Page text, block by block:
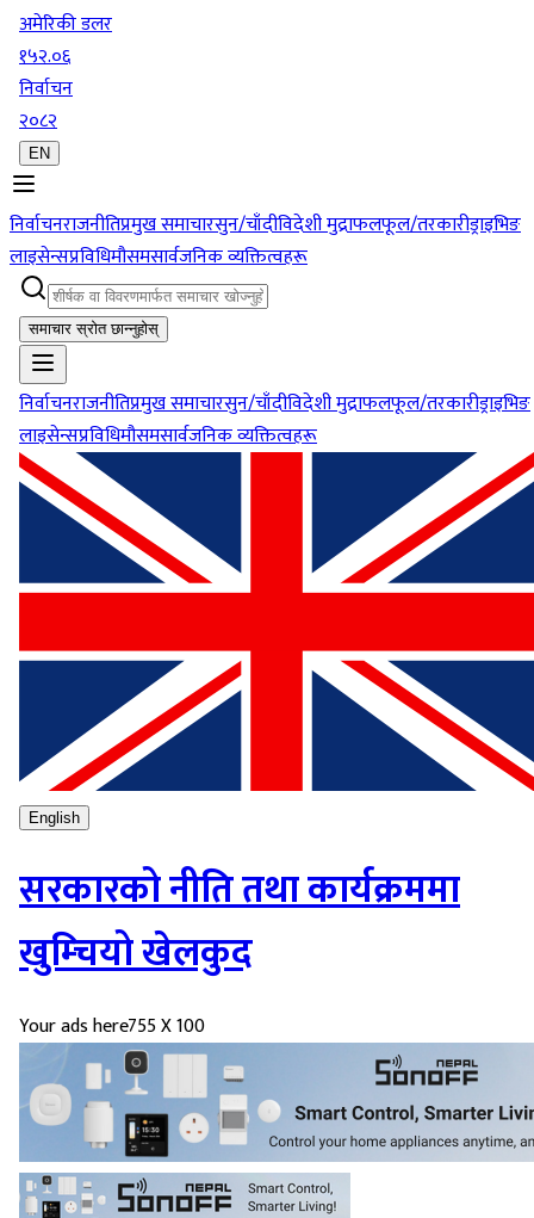
अमेरिकी डलर
१५२.०६
निर्वाचन
२०८२
EN
निर्वाचनराजनीतिप्रमुख समाचारसुन/चाँदीविदेशी मुद्राफलफूल/तरकारीड्राइभिङ
लाइसेन्सप्रविधिमौसमसार्वजनिक व्यक्तित्वहरू
समाचार स्रोत छान्नुहोस्
निर्वाचनराजनीतिप्रमुख समाचारसुन/चाँदीविदेशी मुद्राफलफूल/तरकारीड्राइभिङ
लाइसेन्सप्रविधिमौसमसार्वजनिक व्यक्तित्वहरू
English
सरकारको नीति तथा कार्यक्रममा
खुम्चियो खेलकुद
Your ads here755 X 100